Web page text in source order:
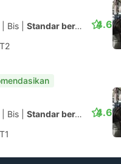
Bis Standar berAC 4.6
Bis Standar berAC 4.6